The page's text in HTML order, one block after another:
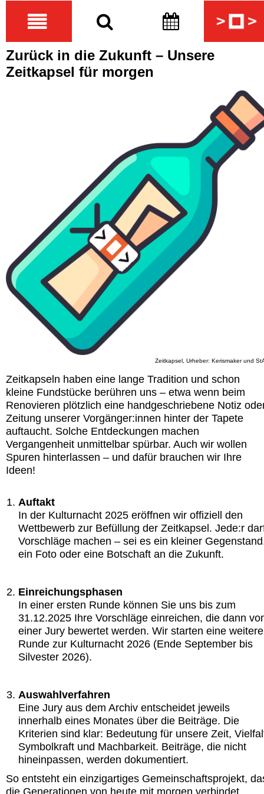
Zurück in die Zukunft – Unsere
Zeitkapsel für morgen
Zeitkapsel, Urheber: Kerismaker und
Zeitkapseln haben eine lange Tradition und schon
kleine Fundstücke berühren uns – etwa wenn beim
Renovieren plötzlich eine handgeschriebene Notiz
Zeitung unserer Vorgänger:innen hinter der Tapete
auftaucht. Solche Entdeckungen machen
Vergangenheit unmittelbar spürbar. Auch wir wollen
Spuren hinterlassen – und dafür brauchen wir Ihre
Ideen!
Auftakt
In der Kulturnacht 2025 eröffnen wir offiziell den
Wettbewerb zur Befüllung der Zeitkapsel. Jede:r
Vorschläge machen – sei es ein kleiner
ein Foto oder eine Botschaft an die Zukunft.
Einreichungsphasen
In einer ersten Runde können Sie uns bis zum
31.12.2025 Ihre Vorschläge einreichen, die dann
einer Jury bewertet werden. Wir starten eine weitere
Runde zur Kulturnacht 2026 (Ende September bis
Silvester 2026).
Auswahlverfahren
Eine Jury aus dem Archiv entscheidet jeweils
innerhalb eines Monates über die Beiträge. Die
Kriterien sind klar: Bedeutung für unsere Zeit,
Symbolkraft und Machbarkeit. Beiträge, die nicht
hineinpassen, werden dokumentiert.
So entsteht ein einzigartiges Gemeinschaftsprojekt,
die Generationen von heute mit morgen verbindet.